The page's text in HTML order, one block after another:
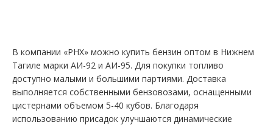
В компании «РНХ» можно купить бензин оптом в Нижнем
Тагиле марки АИ-92 и АИ-95. Для покупки топливо
доступно малыми и большими партиями. Доставка
выполняется собственными бензовозами, оснащенными
цистернами объемом 5-40 кубов. Благодаря
использованию присадок улучшаются динамические